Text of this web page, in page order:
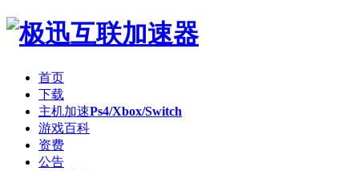
首页
下载
主机加速Ps4/Xbox/Switch
游戏百科
资费
公告